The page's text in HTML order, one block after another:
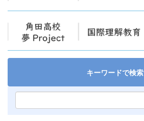
キーワードで検索